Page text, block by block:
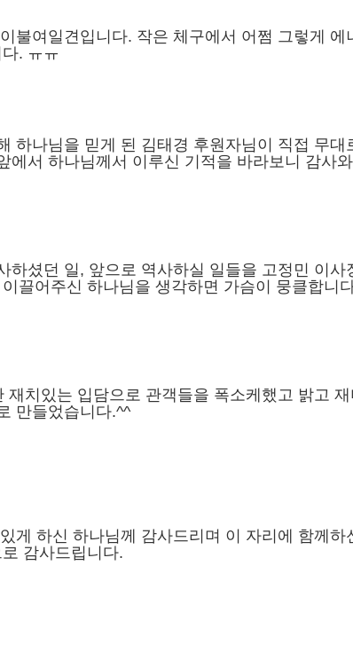
불여일견입니다. 작은 체구에서 어쩜 그렇게 에
. ㅠㅠ
하나님을 믿게 된 김태경 후원자님이 직접 무대
에서 하나님께서 이루신 기적을 바라보니 감사
셨던 일, 앞으로 역사하실 일들을 고정민 이사
끌어주신 하나님을 생각하면 가슴이 뭉클합니
치있는 입담으로 관객들을 폭소케했고 밝고 재
만들었습니다.^^
게 하신 하나님께 감사드리며 이 자리에 함께하
감사드립니다.